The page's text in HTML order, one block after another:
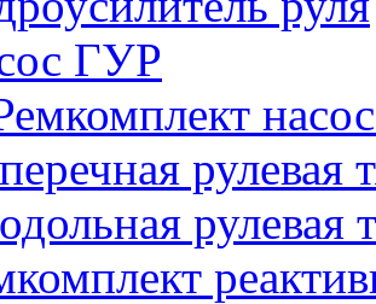
ГУР
рулевая
рулевая